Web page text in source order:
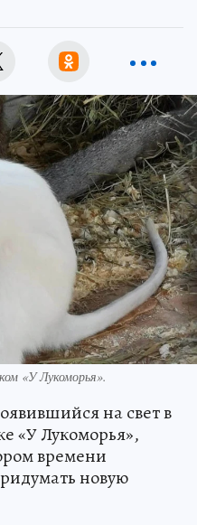
«У Лукоморья».
на свет в
«У Лукоморья»,
времени
новую